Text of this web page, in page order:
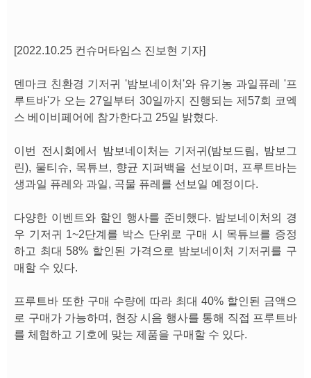
[2022.10.25 컨슈머타임스 진보현 기자]
덴마크 친환경 기저귀 '밤보네이처'와 유기농 과일퓨레 '프
루트바'가 오는 27일부터 30일까지 진행되는 제57회 코엑
스 베이비페어에 참가한다고 25일 밝혔다.
이번 전시회에서 밤보네이처는 기저귀(밤보드림, 밤보그
린), 물티슈, 목튜브, 향균 지퍼백을 선보이며, 프루트바는
생과일 퓨레와 과일, 곡물 퓨레를 선보일 예정이다.
다양한 이벤트와 할인 행사를 준비했다. 밤보네이처의 경
우 기저귀 1~2단계를 박스 단위로 구매 시 목튜브를 증정
하고 최대 58% 할인된 가격으로 밤보네이처 기저귀를 구
매할 수 있다.
프루트바 또한 구매 수량에 따라 최대 40% 할인된 금액으
로 구매가 가능하며, 현장 시음 행사를 통해 직접 프루트바
를 체험하고 기호에 맞는 제품을 구매할 수 있다.